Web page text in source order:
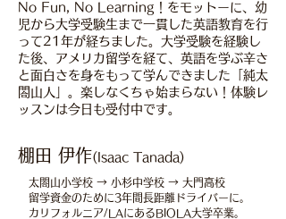
No Fun, No Learning！をモットーに、幼
児から大学受験生まで一貫した英語教育を行
って21年が経ちました。大学受験を経験し
た後、アメリカ留学を経て、英語を学ぶ辛さ
と面白さを身をもって学んできました「純太
閤山人」。楽しなくちゃ始まらない！体験レ
ッスンは今日も受付中です。
棚田 伊作(Isaac Tanada)
太閤山小学校 → 小杉中学校 → 大門高校
留学資金のために3年間長距離ドライバーに。
カリフォルニア/LAにあるBIOLA大学卒業。